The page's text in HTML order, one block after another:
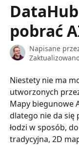
pobrać
Napisane
Niestety nie ma
utworzonych
Mapy biegunowe
dlatego nie da się
łodzi w sposób,
tradycyjna, 2D